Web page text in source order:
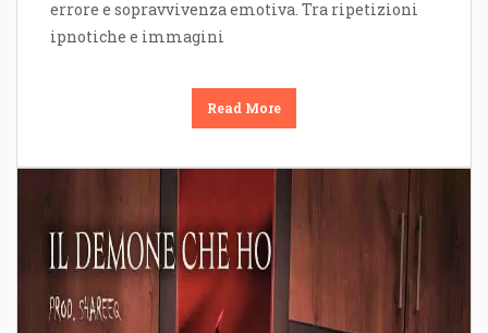
errore e sopravvivenza emotiva. Tra ripetizioni
ipnotiche e immagini
Read More